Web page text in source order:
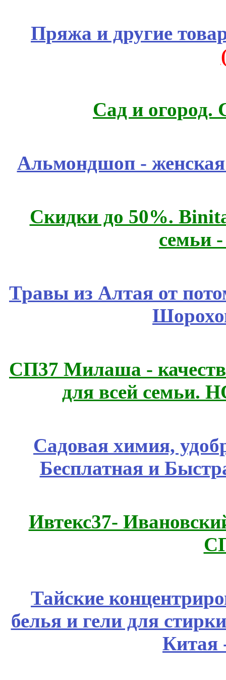
Пряжа и другие
Сад и огород.
Альмондшоп -
Скидки до 50%.
семьи
Травы из Алтая от
СП37 Милаша -
для всей семьи.
Садовая химия,
Бесплатная и
Ивтекс37-
Тайские
белья и гели для
Китая